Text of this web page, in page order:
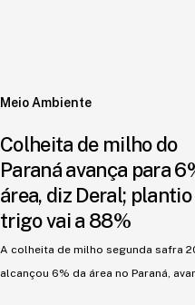
Meio Ambiente
Colheita de milho do
Paraná avança para
área, diz Deral;
trigo vai a 88%
A colheita de milho segunda safra
alcançou 6% da área no Paraná,